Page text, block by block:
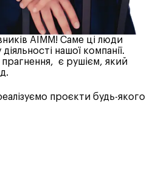
АІММ! Саме ці люди
нашої компанії.
прагнення, є рушієм, який
проєкти будь-якого